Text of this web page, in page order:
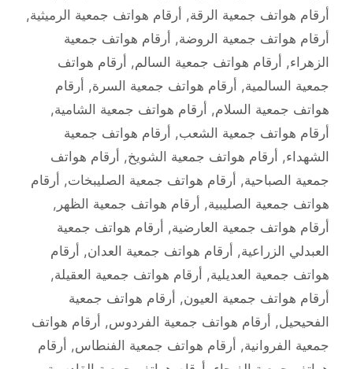
أرقام هواتف جمعية الرقة, أرقام هواتف جمعية الرميثية,
أرقام هواتف جمعية الروضة, أرقام هواتف جمعية
الزهراء, أرقام هواتف جمعية السالم, أرقام هواتف
جمعية السالمية, أرقام هواتف جمعية السرة, أرقام
هواتف جمعية السلام, أرقام هواتف جمعية الشامية,
أرقام هواتف جمعية الشعب, أرقام هواتف جمعية
الشهداء, أرقام هواتف جمعية الشويخ, أرقام هواتف
جمعية الصباحية, أرقام هواتف جمعية الصليبخات, أرقام
هواتف جمعية الصليبية, أرقام هواتف جمعية الظهر ,
أرقام هواتف جمعية العارضية, أرقام هواتف جمعية
العبدلي الزراعية, أرقام هواتف جمعية العدان, أرقام
هواتف جمعية العديلية, أرقام هواتف جمعية العقيلة,
أرقام هواتف جمعية العيون, أرقام هواتف جمعية
الفحيحيل, أرقام هواتف جمعية الفردوس, أرقام هواتف
جمعية الفروانية, أرقام هواتف جمعية الفنطاس, أرقام